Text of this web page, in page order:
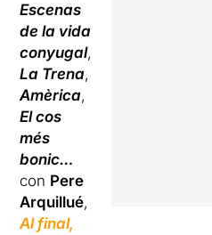
Escenas
de la vida
conyugal,
La Trena,
Amèrica,
El cos
més
bonic…
con Pere
Arquillué,
Al final,